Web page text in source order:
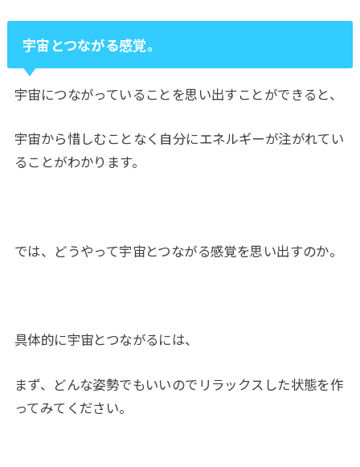
宇宙とつながる感覚。
宇宙につながっていることを思い出すことができると、
宇宙から惜しむことなく自分にエネルギーが注がれてい
ることがわかります。
では、どうやって宇宙とつながる感覚を思い出すのか。
具体的に宇宙とつながるには、
まず、どんな姿勢でもいいのでリラックスした状態を作
ってみてください。